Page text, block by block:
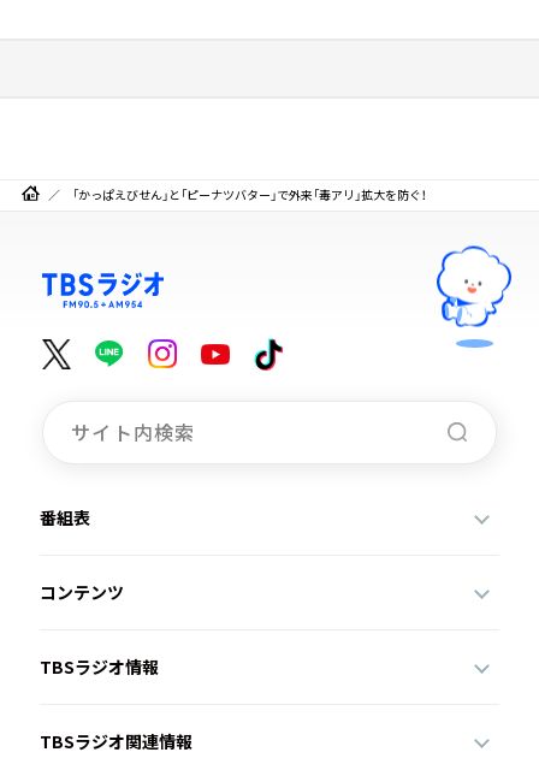
「かっぱえびせん」と「ピーナツバター」で外来「毒アリ」拡大を防ぐ！
番組表
コンテンツ
TBSラジオ情報
TBSラジオ関連情報